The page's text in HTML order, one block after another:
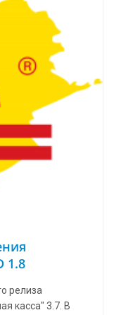
1.8
релиза
касса" 3.7. В